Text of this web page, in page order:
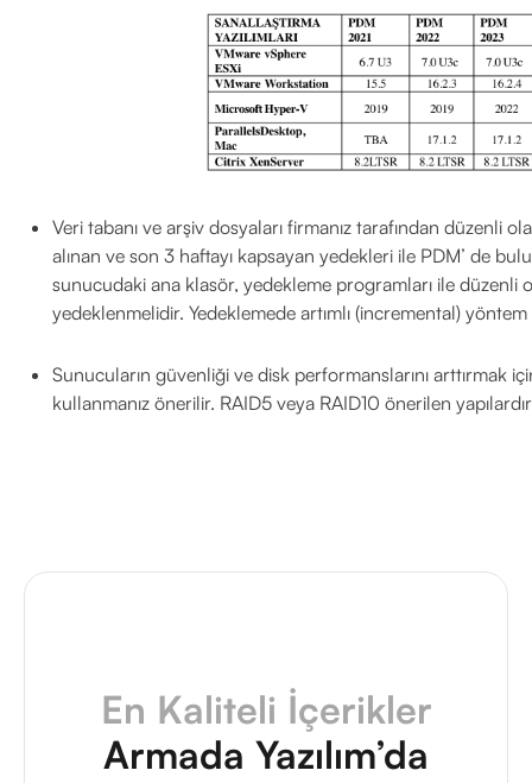
Veri tabanı ve arşiv dosyaları firmanız tarafından düzenli
alınan ve son 3 haftayı kapsayan yedekleri ile PDM’ de
sunucudaki ana klasör, yedekleme programları ile düzenli
yedeklenmelidir. Yedeklemede artımlı (incremental)
Sunucuların güvenliği ve disk performanslarını arttırmak
kullanmanız önerilir. RAID5 veya RAID10 önerilen
En Kaliteli İçerikler
Armada Yazılım’da